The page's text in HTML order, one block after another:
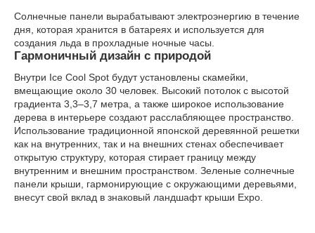
Солнечные панели вырабатывают электроэнергию в течение
дня, которая хранится в батареях и используется для
создания льда в прохладные ночные часы.
Гармоничный дизайн с природой
Внутри Ice Cool Spot будут установлены скамейки,
вмещающие около 30 человек. Высокий потолок с высотой
градиента 3,3–3,7 метра, а также широкое использование
дерева в интерьере создают расслабляющее пространство.
Использование традиционной японской деревянной решетки
как на внутренних, так и на внешних стенах обеспечивает
открытую структуру, которая стирает границу между
внутренним и внешним пространством. Зеленые солнечные
панели крыши, гармонирующие с окружающими деревьями,
внесут свой вклад в знаковый ландшафт крыши Expo.